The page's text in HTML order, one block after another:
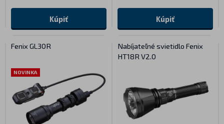
Kúpiť Kúpiť
Fenix GL30R
NOVINKA
Nabíjateľné svietidlo Fenix
HT18R V2.0